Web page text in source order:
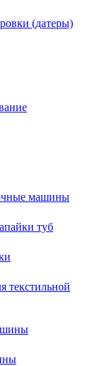
(датеры)
машины
туб
текстильной